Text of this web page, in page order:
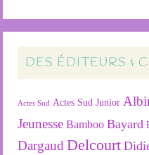
DES ÉDITEURS &
Actes Sud Actes Sud Junior
Jeunesse Bamboo Bayard
Dargaud Delcourt